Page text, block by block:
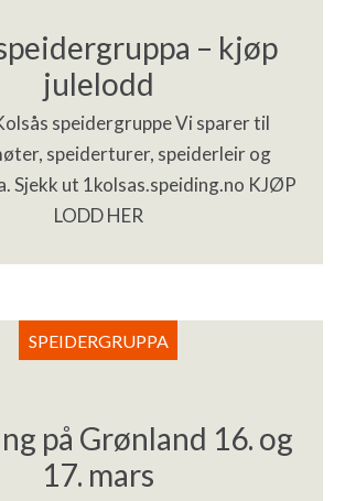
– kjøp
julelodd
speidergruppe Vi sparer til
speiderturer, speiderleir og
Sjekk ut 1kolsas.speiding.no KJØP
LODD HER
på Grønland 16. og
17. mars
SPEIDERGRUPPA